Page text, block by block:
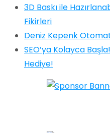
3D Baskı ile
Fikirleri
Deniz Kepenk
SEO’ya Kolayca
Hediye!